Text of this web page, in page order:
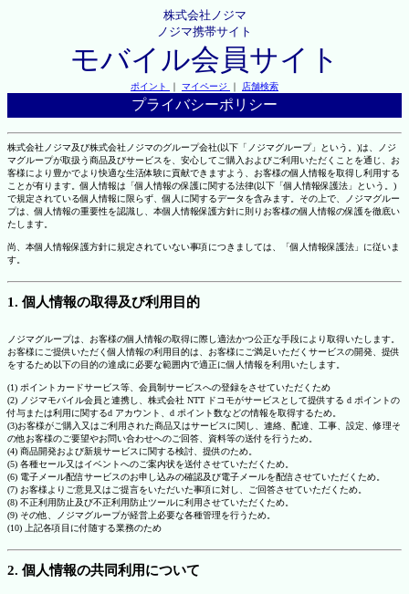
株式会社ノジマ
ノジマ携帯サイト
モバイル会員サイト
ポイント ｜ マイページ ｜ 店舗検索
プライバシーポリシー
株式会社ノジマ及び株式会社ノジマのグループ会社(以下「ノジマグループ」という。)は、ノジ
マグループが取扱う商品及びサービスを、安心してご購入およびご利用いただくことを通じ、お
客様により豊かでより快適な生活体験に貢献できますよう、お客様の個人情報を取得し利用する
ことが有ります。個人情報は「個人情報の保護に関する法律(以下「個人情報保護法」という。)
で規定されている個人情報に限らず、個人に関するデータを含みます。その上で、ノジマグルー
プは、個人情報の重要性を認識し、本個人情報保護方針に則りお客様の個人情報の保護を徹底い
たします。
尚、本個人情報保護方針に規定されていない事項につきましては、「個人情報保護法」に従いま
す。
1. 個人情報の取得及び利用目的
ノジマグループは、お客様の個人情報の取得に際し適法かつ公正な手段により取得いたします。
お客様にご提供いただく個人情報の利用目的は、お客様にご満足いただくサービスの開発、提供
をするため以下の目的の達成に必要な範囲内で適正に個人情報を利用いたします。
(1) ポイントカードサービス等、会員制サービスへの登録をさせていただくため
(2) ノジマモバイル会員と連携し、株式会社 NTT ドコモがサービスとして提供する d ポイントの
付与または利用に関するd アカウント、d ポイント数などの情報を取得するため。
(3)お客様がご購入又はご利用された商品又はサービスに関し、連絡、配達、工事、設定、修理そ
の他お客様のご要望やお問い合わせへのご回答、資料等の送付を行うため。
(4) 商品開発および新規サービスに関する検討、提供のため。
(5) 各種セール又はイベントへのご案内状を送付させていただくため。
(6) 電子メール配信サービスのお申し込みの確認及び電子メールを配信させていただくため。
(7) お客様よりご意見又はご提言をいただいた事項に対し、ご回答させていただくため。
(8) 不正利用防止及び不正利用防止ツールに利用させていただくため。
(9) その他、ノジマグループが経営上必要な各種管理を行うため。
(10) 上記各項目に付随する業務のため
2. 個人情報の共同利用について